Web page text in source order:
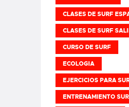
CLASES DE SURF
CLASES DE SURF
CURSO DE SURF
ECOLOGIA
EJERCICIOS PARA
ENTRENAMIENTO